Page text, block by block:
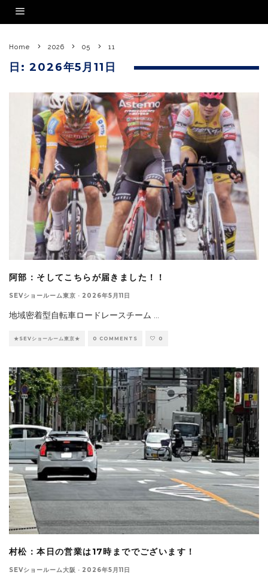
Home 2026 05 11
日:2026年5月11日
阿部：そしてこちらが届きました！！
SEVショールーム東京 · 2026年5月11日
地域密着型自転車ロードレースチーム
★SEVショールーム東京★ 0 COMMENTS 0
村松：本日の営業は17時まででございます！
SEVショールーム大阪 · 2026年5月11日